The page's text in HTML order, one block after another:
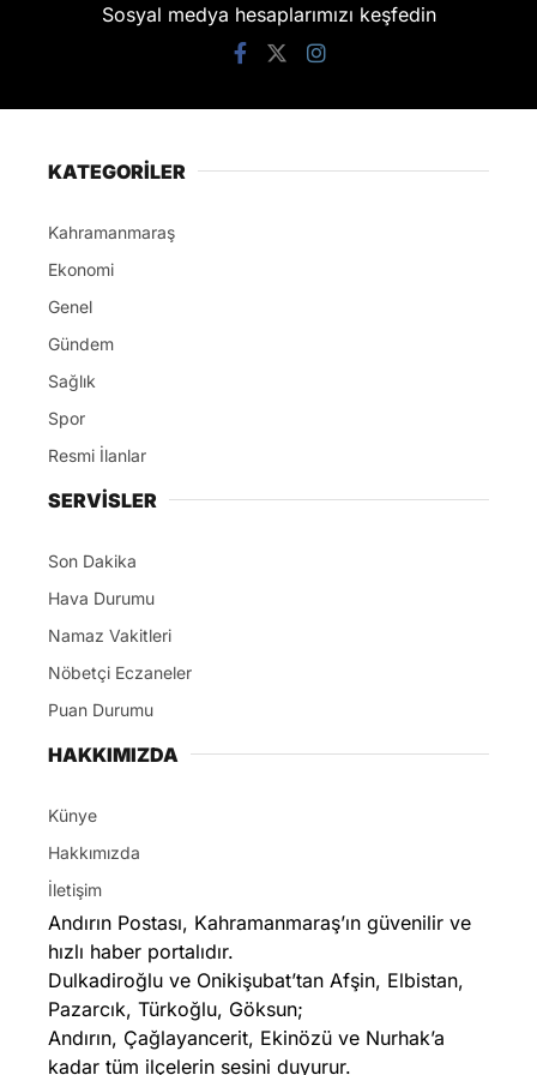
Sosyal medya hesaplarımızı keşfedin
KATEGORİLER
Kahramanmaraş
Ekonomi
Genel
Gündem
Sağlık
Spor
Resmi İlanlar
SERVİSLER
Son Dakika
Hava Durumu
Namaz Vakitleri
Nöbetçi Eczaneler
Puan Durumu
HAKKIMIZDA
Künye
Hakkımızda
İletişim
Andırın Postası, Kahramanmaraş’ın güvenilir ve
hızlı haber portalıdır.
Dulkadiroğlu ve Onikişubat’tan Afşin, Elbistan,
Pazarcık, Türkoğlu, Göksun;
Andırın, Çağlayancerit, Ekinözü ve Nurhak’a
kadar tüm ilçelerin sesini duyurur.